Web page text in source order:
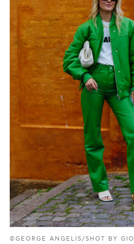
©GEORGE ANGELIS/SHOT BY GIO